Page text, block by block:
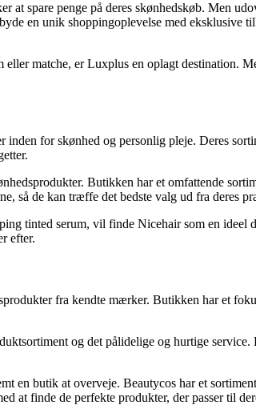
spare penge på deres skønhedskøb. Men
en unik shoppingoplevelse med
matche, er Luxplus en oplagt destination.
for skønhed og personlig pleje. Deres
Butikken har et omfattende
så de kan træffe det bedste valg ud fra deres
tinted serum, vil finde Nicehair som en
efter.
fra kendte mærker. Butikken har et
og det pålidelige og hurtige
en butik at overveje. Beautycos har et
at finde de perfekte produkter, der passer til